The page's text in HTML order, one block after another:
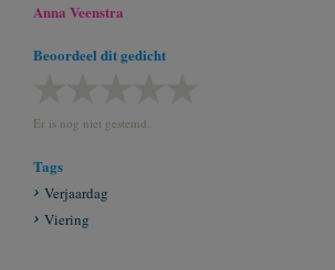
Anna Veenstra
Beoordeel dit gedicht
Er is nog niet gestemd.
Tags
Verjaardag
Viering